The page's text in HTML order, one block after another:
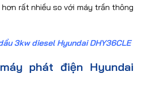
rất nhiều so với máy trần thông
3kw diesel Hyundai DHY36CLE
phát điện Hyundai